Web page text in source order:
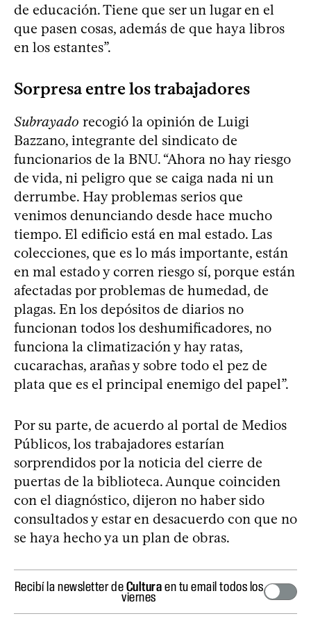
de educación. Tiene que ser un lugar en el
que pasen cosas, además de que haya libros
en los estantes”.
Sorpresa entre los trabajadores
Subrayado recogió la opinión de Luigi
Bazzano, integrante del sindicato de
funcionarios de la BNU. “Ahora no hay riesgo
de vida, ni peligro que se caiga nada ni un
derrumbe. Hay problemas serios que
venimos denunciando desde hace mucho
tiempo. El edificio está en mal estado. Las
colecciones, que es lo más importante, están
en mal estado y corren riesgo sí, porque están
afectadas por problemas de humedad, de
plagas. En los depósitos de diarios no
funcionan todos los deshumificadores, no
funciona la climatización y hay ratas,
cucarachas, arañas y sobre todo el pez de
plata que es el principal enemigo del papel”.
Por su parte, de acuerdo al portal de Medios
Públicos, los trabajadores estarían
sorprendidos por la noticia del cierre de
puertas de la biblioteca. Aunque coinciden
con el diagnóstico, dijeron no haber sido
consultados y estar en desacuerdo con que no
se haya hecho ya un plan de obras.
Recibí la newsletter deCulturaen tu email todos los
viernes